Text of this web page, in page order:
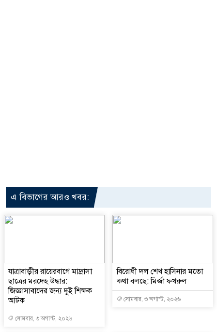
এ বিভাগের আরও খবর:
যাত্রাবাড়ীর রায়েরবাগে মাদ্রাসা
ছাত্রের মরদেহ উদ্ধার:
জিজ্ঞাসাবাদের জন্য দুই শিক্ষক
আটক
সোমবার, ৩ অগাস্ট, ২০২৬
বিরোধী দল শেখ হাসিনার মতো
কথা বলছে: মির্জা ফখরুল
সোমবার, ৩ অগাস্ট, ২০২৬